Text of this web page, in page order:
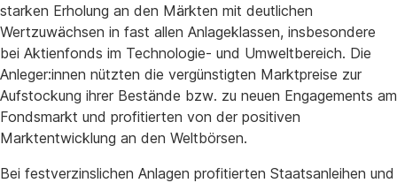
starken Erholung an den Märkten mit deutlichen
Wertzuwächsen in fast allen Anlageklassen, insbesondere
bei Aktienfonds im Technologie- und Umweltbereich. Die
Anleger:innen nützten die vergünstigten Marktpreise zur
Aufstockung ihrer Bestände bzw. zu neuen Engagements am
Fondsmarkt und profitierten von der positiven
Marktentwicklung an den Weltbörsen.
Bei festverzinslichen Anlagen profitierten Staatsanleihen und